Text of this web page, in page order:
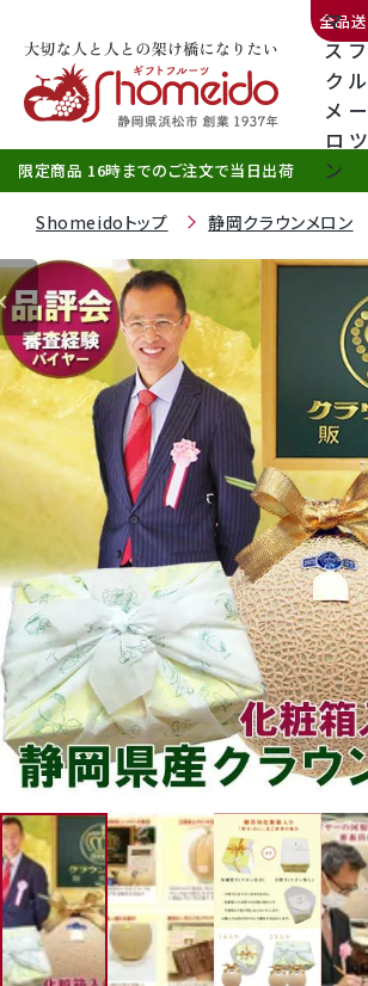
全品送
マ
ス
ク
メ
ロ
ン
フ
ル
ー
ツ
静岡産クラウンメロン
天使音（あまね）マスクメロン
クラウンメロンゼリー
桃
大糖領桃
温室みかん(ハウスみかん)
梨
幸水梨ロイヤル
シャインマスカット
限定商品 16時までのご注文で当日出荷
Shomeidoトップ 静岡クラウンメロン